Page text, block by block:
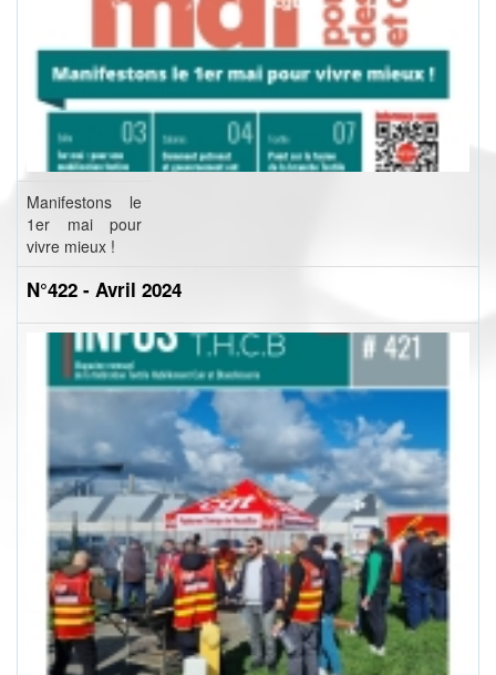
Manifestons le
1er mai pour
vivre mieux !
N°422 - Avril 2024